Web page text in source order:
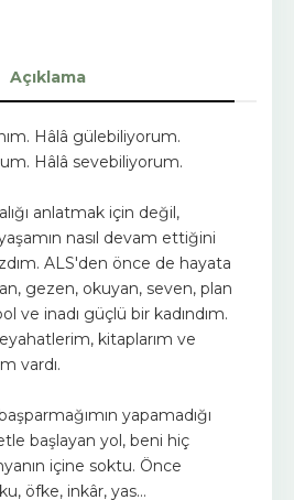
Açıklama
Hâlâ gülebiliyorum.
Hâlâ sevebiliyorum.
anlatmak için değil,
nasıl devam ettiğini
ALS'den önce de hayata
gezen, okuyan, seven, plan
ve inadı güçlü bir kadındım.
kitaplarım ve
vardı.
yapamadığı
başlayan yol, beni hiç
içine soktu. Önce
öfke, inkâr, yas…